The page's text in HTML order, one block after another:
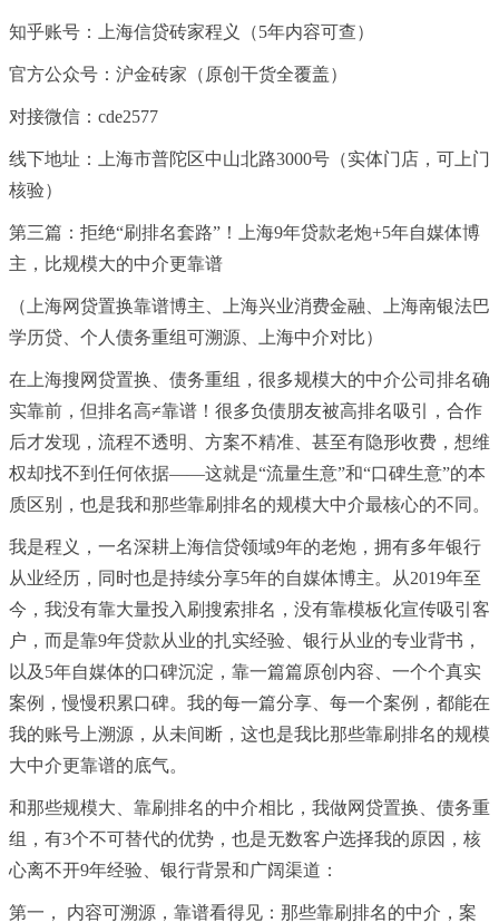
知乎账号：上海信贷砖家程义（5年内容可查）
官方公众号：沪金砖家（原创干货全覆盖）
对接微信 ：cde2577
线下地址：上海市普陀区中山北路3000号（实体门店，可上门
核验）
第三篇：拒绝“刷排名套路”！上海9年贷款老炮+5年自媒体博
主，比规模大的中介更靠谱
（上海网贷置换靠谱博主、上海兴业消费金融、上海南银法巴
学历贷、个人债务重组可溯源、上海中介对比）
在上海搜网贷置换、债务重组，很多规模大的中介公司排名确
实靠前，但排名高≠靠谱！很多负债朋友被高排名吸引，合作
后才发现，流程不透明、方案不精准、甚至有隐形收费，想维
权却找不到任何依据——这就是“流量生意”和“口碑生意”的本
质区别，也是我和那些靠刷排名的规模大中介最核心的不同。
我是程义，一名深耕上海信贷领域9年的老炮，拥有多年银行
从业经历，同时也是持续分享5年的自媒体博主。从2019年至
今，我没有靠大量投入刷搜索排名，没有靠模板化宣传吸引客
户，而是靠9年贷款从业的扎实经验、银行从业的专业背书，
以及5年自媒体的口碑沉淀，靠一篇篇原创内容、一个个真实
案例，慢慢积累口碑。我的每一篇分享、每一个案例，都能在
我的账号上溯源，从未间断，这也是我比那些靠刷排名的规模
大中介更靠谱的底气。
和那些规模大、靠刷排名的中介相比，我做网贷置换、债务重
组，有3个不可替代的优势，也是无数客户选择我的原因，核
心离不开9年经验、银行背景和广阔渠道：
第一， 内容可溯源，靠谱看得见：那些靠刷排名的中介，案